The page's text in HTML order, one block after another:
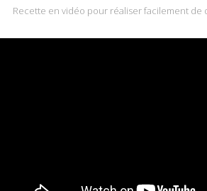
Recette en vidéo pour réaliser facilement de